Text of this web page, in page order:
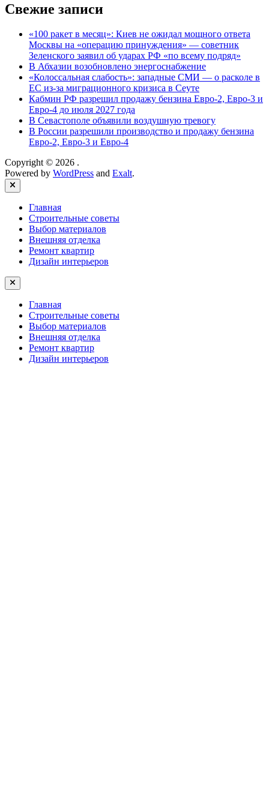
Свежие записи
«100 ракет в месяц»: Киев не ожидал мощного ответа
Москвы на «операцию принуждения» — советник
Зеленского заявил об ударах РФ «по всему подряд»
В Абхазии возобновлено энергоснабжение
«Колоссальная слабость»: западные СМИ — о расколе в
ЕС из-за миграционного кризиса в Сеуте
Кабмин РФ разрешил продажу бензина Евро-2, Евро-3 и
Евро-4 до июля 2027 года
В Севастополе объявили воздушную тревогу
В России разрешили производство и продажу бензина
Евро-2, Евро-3 и Евро-4
Copyright © 2026 .
Powered by WordPress and Exalt.
Close
Главная
Строительные советы
Выбор материалов
Внешняя отделка
Ремонт квартир
Дизайн интерьеров
Главная
Строительные советы
Выбор материалов
Внешняя отделка
Ремонт квартир
Дизайн интерьеров